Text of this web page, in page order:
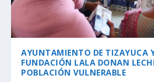
AYUNTAMIENTO DE TIZAYUCA
FUNDACIÓN LALA DONAN
POBLACIÓN VULNERABLE